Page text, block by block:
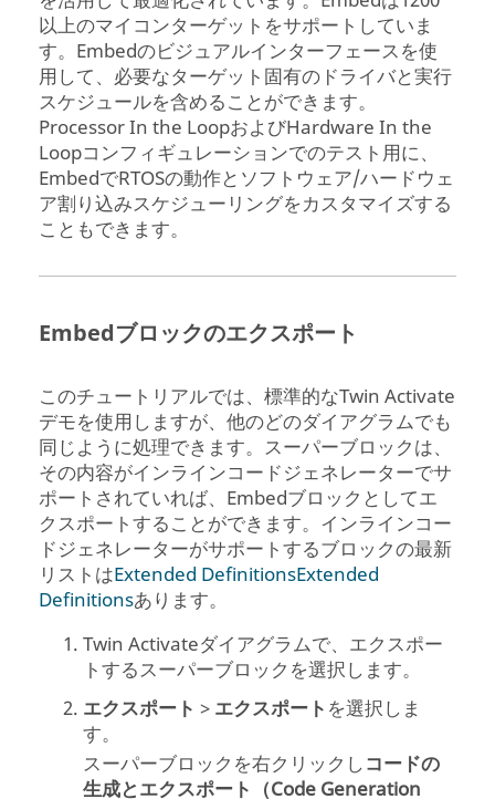
以上のマイコンターゲットをサポートしていま
す。Embedのビジュアルインターフェースを使
用して、必要なターゲット固有のドライバと実行
スケジュールを含めることができます。
Processor In the LoopおよびHardware In the
Loopコンフィギュレーションでのテスト用に、
EmbedでRTOSの動作とソフトウェア/ハードウェ
ア割り込みスケジューリングをカスタマイズする
こともできます。
Embedブロックのエクスポート
このチュートリアルでは、標準的なTwin Activate
デモを使用しますが、他のどのダイアグラムでも
同じように処理できます。スーパーブロックは、
その内容がインラインコードジェネレーターでサ
ポートされていれば、Embedブロックとしてエ
クスポートすることができます。インラインコー
ドジェネレーターがサポートするブロックの最新
リストはExtended DefinitionsExtended
Definitionsあります。
Twin Activateダイアグラムで、エクスポー
トするスーパーブロックを選択します。
エクスポート > エクスポート を選択しま
す。
スーパーブロックを右クリックしコードの
生成とエクスポート（Code Generation